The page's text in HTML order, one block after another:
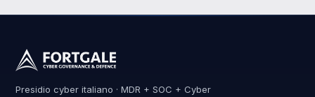
Presidio cyber italiano · MDR + SOC + Cyber